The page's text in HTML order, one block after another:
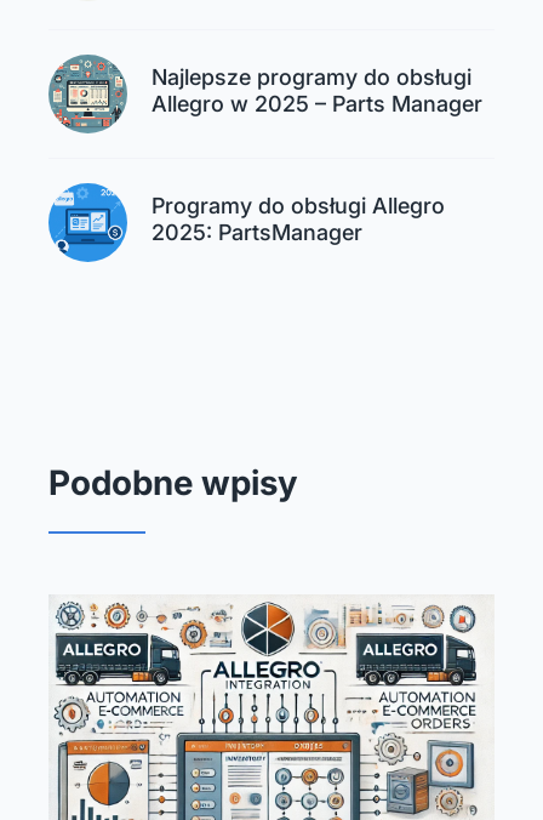
Najlepsze programy do obsługi
Allegro w 2025 – Parts Manager
Programy do obsługi Allegro
2025: PartsManager
Podobne wpisy